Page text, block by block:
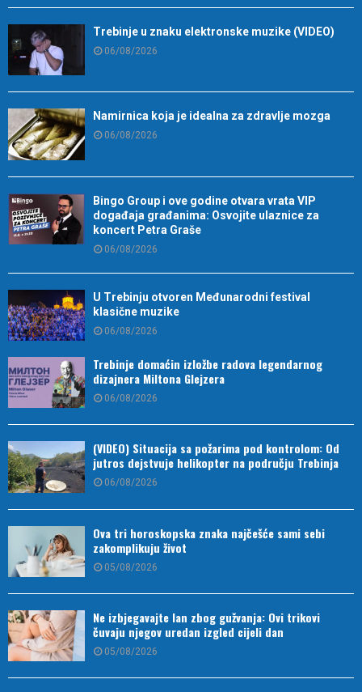
Trebinje u znaku elektronske muzike (VIDEO)
06/08/2026
Namirnica koja je idealna za zdravlje mozga
06/08/2026
Bingo Group i ove godine otvara vrata VIP
događaja građanima: Osvojite ulaznice za
koncert Petra Graše
06/08/2026
U Trebinju otvoren Međunarodni festival
klasične muzike
06/08/2026
Trebinje domaćin izložbe radova legendarnog
dizajnera Miltona Glejzera
06/08/2026
(VIDEO) Situacija sa požarima pod kontrolom: Od
jutros dejstvuje helikopter na području Trebinja
06/08/2026
Ova tri horoskopska znaka najčešće sami sebi
zakomplikuju život
05/08/2026
Ne izbjegavajte lan zbog gužvanja: Ovi trikovi
čuvaju njegov uredan izgled cijeli dan
05/08/2026